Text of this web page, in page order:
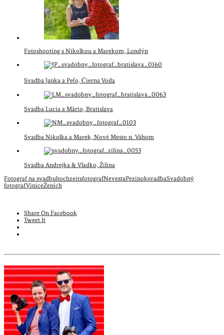
Fotoshooting s Nikolkou a Marekom, Londýn
Svadba Janka a Peťo, Čierna Voda
Svadba Lucia a Mário, Bratislava
Svadba Nikolka a Marek, Nové Mesto n. Váhom
Svadba Andrejka & Vladko, Žilina
Fotograf na svadbuhochzeitsfotografNevestaPezinoksvadbaSvadobný
fotografViniceŽeních
Share On Facebook
Tweet It